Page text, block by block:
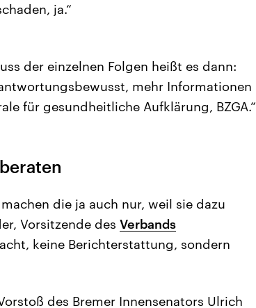
ja.“
der einzelnen Folgen heißt es dann:
mehr Informationen
für gesundheitliche Aufklärung, BZGA.“
die ja auch nur, weil sie dazu
Vorsitzende des Verbands
keine Berichterstattung, sondern
des Bremer Innensenators Ulrich